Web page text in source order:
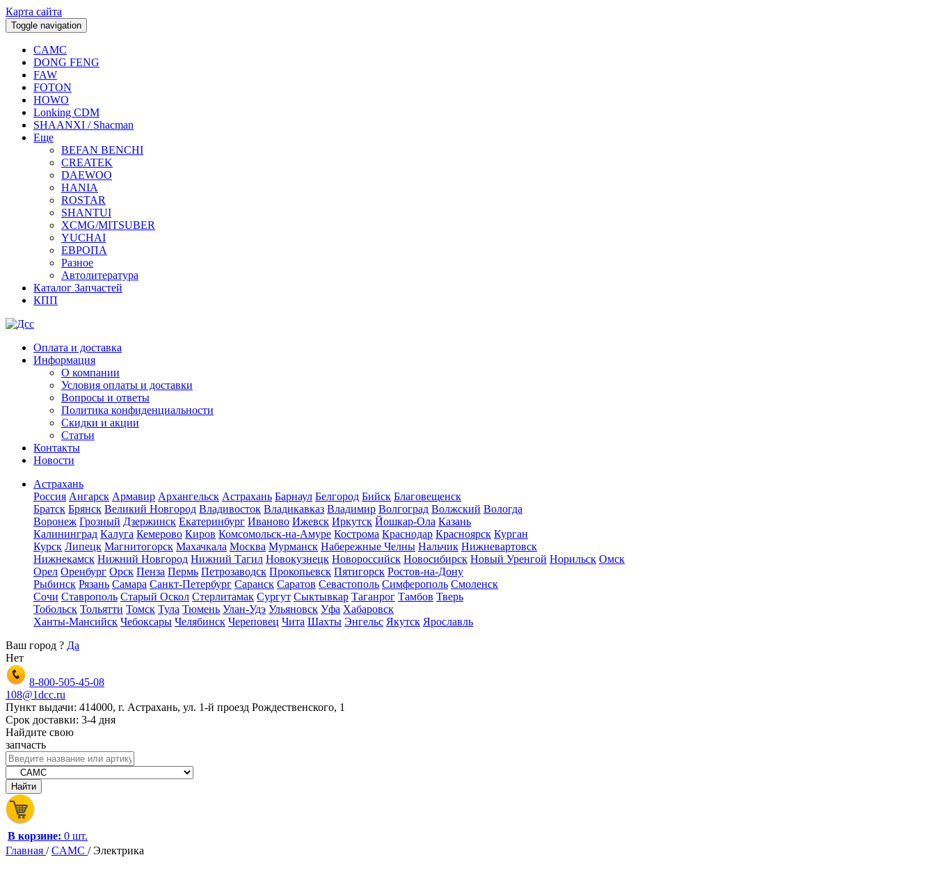
Карта сайта
Toggle navigation
CAMC
DONG FENG
FAW
FOTON
HOWO
Lonking CDM
SHAANXI / Shacman
Еще
BEFAN BENCHI
CREATEK
DAEWOO
HANIA
ROSTAR
SHANTUI
XCMG/MITSUBER
YUCHAI
ЕВРОПА
Разное
Aвтолитература
Каталог Запчастей
КПП
Оплата и доставка
Информация
О компании
Условия оплаты и доставки
Вопросы и ответы
Политика конфиденциальности
Скидки и акции
Статьи
Контакты
Новости
Астрахань
Россия Ангарск Армавир Архангельск Астрахань Барнаул Белгород Бийск Благовещенск
Братск Брянск Великий Новгород Владивосток Владикавказ Владимир Волгоград Волжский Вологда
Воронеж Грозный Дзержинск Екатеринбург Иваново Ижевск Иркутск Йошкар-Ола Казань
Калининград Калуга Кемерово Киров Комсомольск-на-Амуре Кострома Краснодар Красноярск Курган
Курск Липецк Магнитогорск Махачкала Москва Мурманск Набережные Челны Нальчик Нижневартовск
Нижнекамск Нижний Новгород Нижний Тагил Новокузнецк Новороссийск Новосибирск Новый Уренгой Норильск Омск
Орел Оренбург Орск Пенза Пермь Петрозаводск Прокопьевск Пятигорск Ростов-на-Дону
Рыбинск Рязань Самара Санкт-Петербург Саранск Саратов Севастополь Симферополь Смоленск
Сочи Ставрополь Старый Оскол Стерлитамак Сургут Сыктывкар Таганрог Тамбов Тверь
Тобольск Тольятти Томск Тула Тюмень Улан-Удэ Ульяновск Уфа Хабаровск
Ханты-Мансийск Чебоксары Челябинск Череповец Чита Шахты Энгельс Якутск Ярославль
Ваш город ? Да
Нет
8-800-505-45-08
108@1dcc.ru
Пункт выдачи: 414000, г. Астрахань, ул. 1-й проезд Рождественского, 1
Срок доставки: 3-4 дня
Найдите свою
запчасть
В корзине: 0 шт.
Главная /CAMC /Электрика